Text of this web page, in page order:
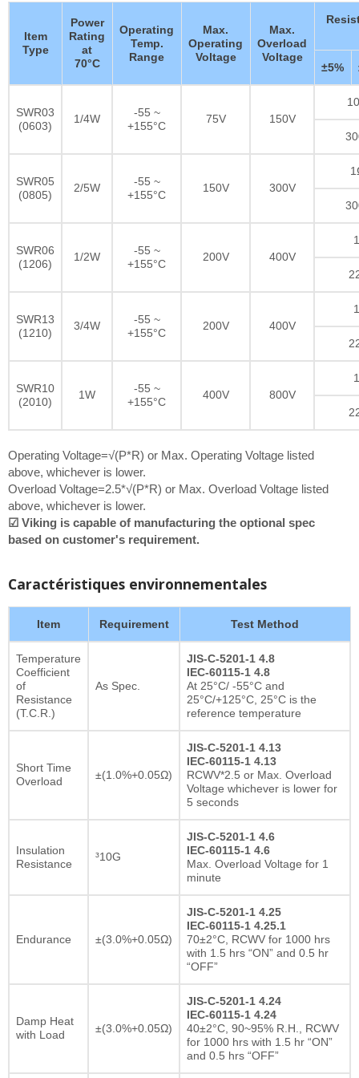
Item
Type
Power
Rating
at
70°C
Operating
Temp.
Range
Max.
Operating
Voltage
Max.
Overload
Voltage
±5%
SWR03
(0603)
1/4W
-55 ~
+155°C
75V 150V
SWR05
(0805)
2/5W
-55 ~
+155°C
150V 300V
SWR06
(1206)
1/2W
-55 ~
+155°C
200V 400V
SWR13
(1210)
3/4W
-55 ~
+155°C
200V 400V
SWR10
(2010)
1W
-55 ~
+155°C
400V 800V
Operating Voltage=√(P*R) or Max. Operating Voltage listed
above, whichever is lower.
Overload Voltage=2.5*√(P*R) or Max. Overload Voltage listed
above, whichever is lower.
☑ Viking is capable of manufacturing the optional spec
based on customer's requirement.
Caractéristiques environnementales
Item Requirement Test Method
Temperature
Coefficient
of
Resistance
(T.C.R.)
As Spec.
JIS-C-5201-1 4.8
IEC-60115-1 4.8
At 25°C/ -55°C and
25°C/+125°C, 25°C is the
reference temperature
Short Time
Overload
±(1.0%+0.05Ω)
JIS-C-5201-1 4.13
IEC-60115-1 4.13
RCWV*2.5 or Max. Overload
Voltage whichever is lower for
5 seconds
Insulation
Resistance
³10G
JIS-C-5201-1 4.6
IEC-60115-1 4.6
Max. Overload Voltage for 1
minute
Endurance ±(3.0%+0.05Ω)
JIS-C-5201-1 4.25
IEC-60115-1 4.25.1
70±2°C, RCWV for 1000 hrs
with 1.5 hrs “ON” and 0.5 hr
“OFF”
Damp Heat
with Load
±(3.0%+0.05Ω)
JIS-C-5201-1 4.24
IEC-60115-1 4.24
40±2°C, 90~95% R.H., RCWV
for 1000 hrs with 1.5 hr “ON”
and 0.5 hrs “OFF”